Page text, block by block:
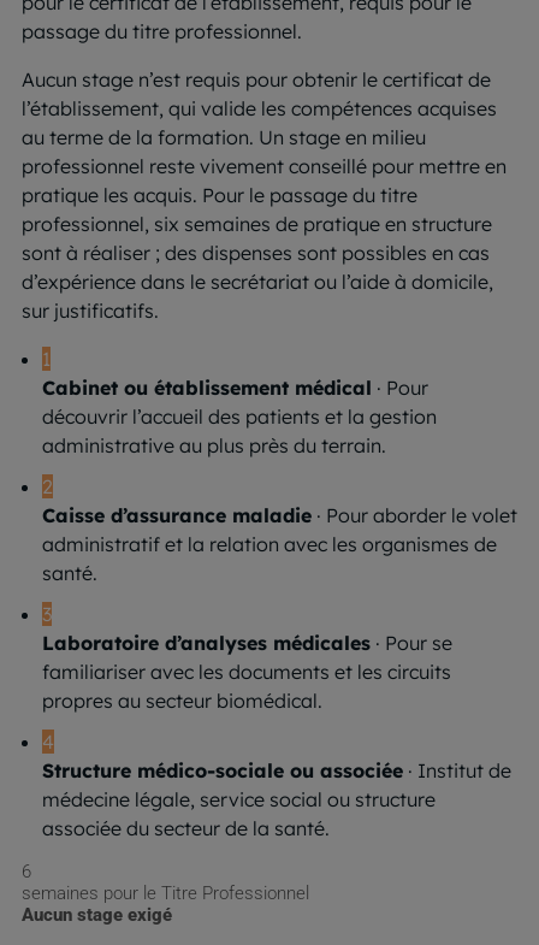
passage du titre professionnel.
Aucun stage n’est requis pour obtenir le certificat de
l’établissement, qui valide les compétences acquises
au terme de la formation. Un stage en milieu
professionnel reste vivement conseillé pour mettre en
pratique les acquis. Pour le passage du titre
professionnel, six semaines de pratique en structure
sont à réaliser ; des dispenses sont possibles en cas
d’expérience dans le secrétariat ou l’aide à domicile,
sur justificatifs.
1
Cabinet ou établissement médical · Pour
découvrir l’accueil des patients et la gestion
administrative au plus près du terrain.
2
Caisse d’assurance maladie · Pour aborder le volet
administratif et la relation avec les organismes de
santé.
3
Laboratoire d’analyses médicales · Pour se
familiariser avec les documents et les circuits
propres au secteur biomédical.
4
Structure médico-sociale ou associée · Institut de
médecine légale, service social ou structure
associée du secteur de la santé.
6
semaines pour le Titre Professionnel
Aucun stage exigé